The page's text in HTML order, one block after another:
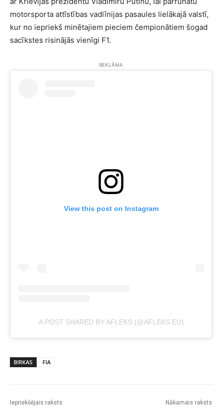
motorsporta attīstības vadlīnijas pasaules lielākajā valstī,
kur no iepriekš minētajiem pieciem čempionātiem šogad
sacīkstes risinājās vienīgi F1.
REKLĀMA
View this post on Instagram
A POST SHARED BY AFLEKS (@AFLEKS.EU)
BIRKAS FIA
Iepriekšējais raksts Nākamais raksts